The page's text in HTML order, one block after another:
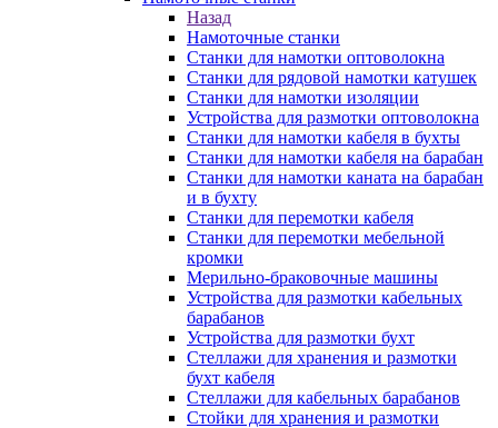
Назад
Намоточные станки
Станки для намотки оптоволокна
Станки для рядовой намотки катушек
Станки для намотки изоляции
Устройства для размотки оптоволокна
Станки для намотки кабеля в бухты
Станки для намотки кабеля на барабан
Станки для намотки каната на барабан
и в бухту
Станки для перемотки кабеля
Станки для перемотки мебельной
кромки
Мерильно-браковочные машины
Устройства для размотки кабельных
барабанов
Устройства для размотки бухт
Стеллажи для хранения и размотки
бухт кабеля
Стеллажи для кабельных барабанов
Стойки для хранения и размотки